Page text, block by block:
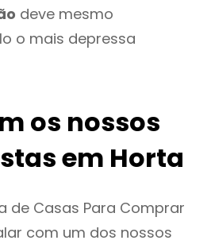
deve mesmo
o mais depressa
os nossos
em Horta
de Casas Para Comprar
com um dos nossos